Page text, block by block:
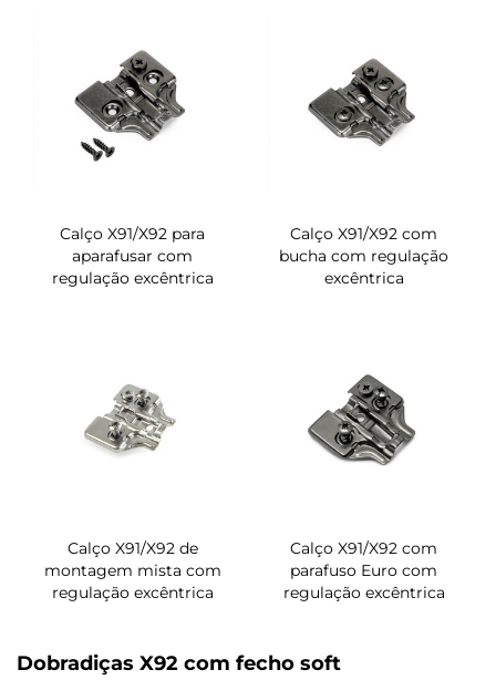
Calço X91/X92 para
aparafusar com
regulação excêntrica
Calço X91/X92 com
bucha com regulação
excêntrica
Calço X91/X92 de
montagem mista com
regulação excêntrica
Calço X91/X92 com
parafuso Euro com
regulação excêntrica
Dobradiças X92 com fecho soft